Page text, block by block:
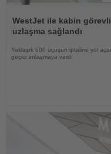
Oku
WestJet ile kabin
uzlaşma sağlandı
Yaklaşık 600 uçuşun iptaline yol
geçici anlaşmaya vardı